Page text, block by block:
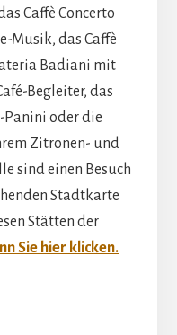
Caffè Concerto
Musik, das Caffè
Badiani mit
Begleiter, das
Panini oder die
Zitronen- und
sind einen Besuch
Stadtkarte
Stätten der
Sie hier klicken.